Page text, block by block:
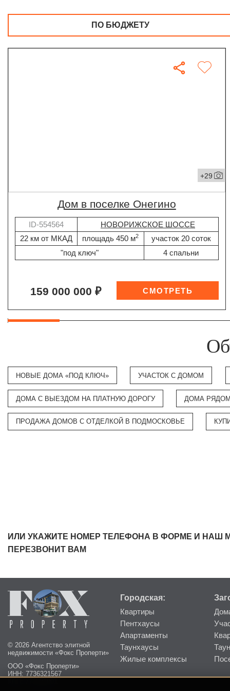
ПО БЮДЖЕТУ
+29
дом в поселке Онегино
ID-554564
НОВОРИЖСКОЕ ШОССЕ
22 км от МКАД
площадь 450 м2
участок 20 соток
"под ключ"
4 спальни
159 000 000 ₽
НОВЫЕ ДОМА «ПОД КЛЮЧ» УЧАСТОК С ДОМОМ
ДОМА С ВЫЕЗДОМ НА ПЛАТНУЮ ДОРОГУ ДОМА
ПРОДАЖА ДОМОВ С ОТДЕЛКОЙ В ПОДМОСКОВЬЕ
ИЛИ УКАЖИТЕ НОМЕР ТЕЛЕФОНА В ФОРМЕ И НАШ
ПЕРЕЗВОНИТ ВАМ
© 2026 Агентство элитной
недвижимости «Фокс Проперти»
ООО «Фокс Проперти»
ИНН: 7736321567
Городская:
Квартиры
Пентхаусы
Апартаменты
Таунхаусы
Жилые комплексы